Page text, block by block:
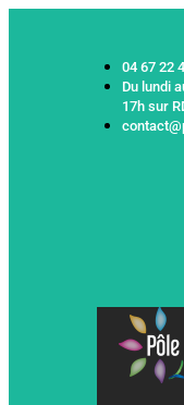
04 67 22
Du lundi
17h sur